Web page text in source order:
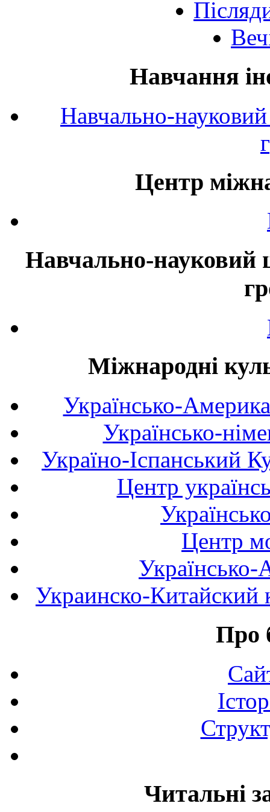
Навчання
Навчально-
Центр
Навчально-науковий
Міжнародні
Українсько-
Українсько-
Україно-Іспанський
Центр
Центр
Українсько-
Украинско-Китайский
Про
Читальні